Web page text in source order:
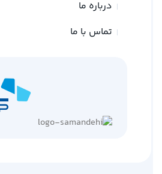
درباره ما
تماس با ما